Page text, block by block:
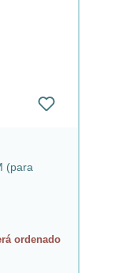
(para
ordenado